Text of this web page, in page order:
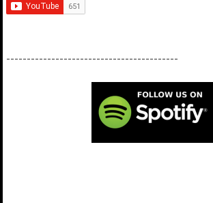
------------------------------------------